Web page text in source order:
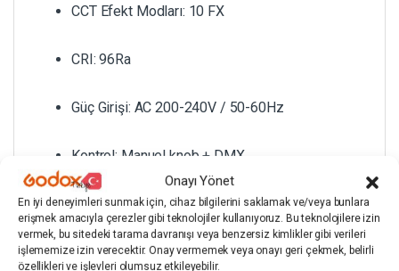
Onayı Yönet
En iyi deneyimleri sunmak için, cihaz bilgilerini saklamak ve/veya bunlara
erişmek amacıyla çerezler gibi teknolojiler kullanıyoruz. Bu teknolojilere izin
vermek, bu sitedeki tarama davranışı veya benzersiz kimlikler gibi verileri
işlememize izin verecektir. Onay vermemek veya onayı geri çekmek, belirli
özellikleri ve işlevleri olumsuz etkileyebilir.
CCT Efekt Modları: 10 FX
CRI: 96Ra
Güç Girişi: AC 200-240V / 50-60Hz
Kontrol: Manuel knob + DMX
Gövde: ABS + PC
Ağırlık: ~2.38 kg